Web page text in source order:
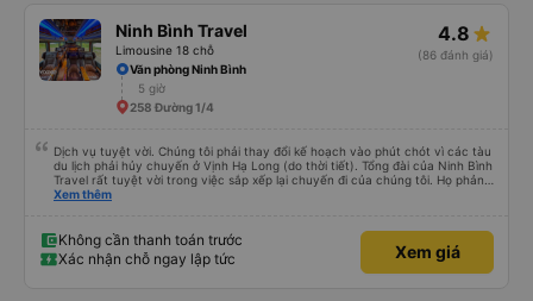
Ninh Bình Travel
Limousine 18 chỗ
4.8
(86 đánh giá)
Văn phòng Ninh Bình
5 giờ
258 Đường 1/4
Dịch vụ tuyệt vời. Chúng tôi phải thay đổi kế hoạch vào phút chót vì các tàu
du lịch phải hủy chuyến ở Vịnh Hạ Long (do thời tiết). Tổng đài của Ninh Bình
Travel rất tuyệt vời trong việc sắp xếp lại chuyến đi của chúng tôi. Họ phản
hồi rất nhanh và cập nhật trực tiếp cho tôi qua WhatsApp. Chúng tôi rất tự
Xem thêm
Không cần thanh toán trước
Xác nhận chỗ ngay lập tức
Xem giá